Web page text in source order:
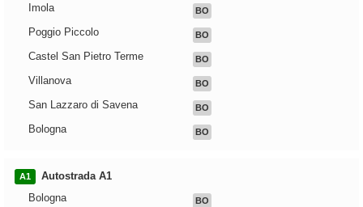
Imola BO
Poggio Piccolo BO
Castel San Pietro Terme BO
Villanova BO
San Lazzaro di Savena BO
Bologna BO
A1
Autostrada A1
Bologna
BO